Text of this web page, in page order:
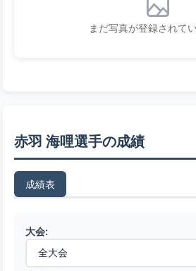
まだ写真が登録されて
赤羽 海哩選手の成績
成績表
大会: